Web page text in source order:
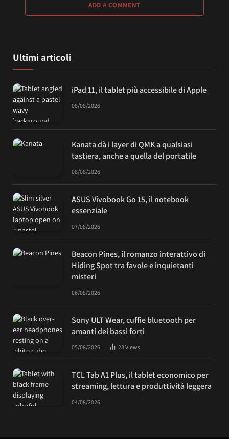
ADD A COMMENT
Ultimi articoli
iPad 11, il tablet più accessibile di Apple
08/08/2026
Kanata dà i layer di QMK a qualsiasi
tastiera, anche a quella del portatile
08/08/2026
ASUS Vivobook Go 15, il notebook
essenziale
07/08/2026
Beacon Pines, il romanzo interattivo di
Hiding Spot tra favole e inquietanti
misteri
06/08/2026
Sony ULT Wear, cuffie bluetooth per
amanti dei bassi forti
05/08/2026 28Views
TCL Tab A1 Plus, il tablet economico per
streaming, lettura e produttività leggera
04/08/2026